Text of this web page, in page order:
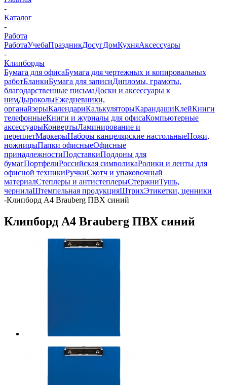
-
Каталог
-
Работа
РаботаУчебаПраздникДосугДомКухняАксессуары
-
Клипборды
Бумага для офисаБумага для чертежных и копировальных
работБланкиБумага для записиДипломы, грамоты,
благодарственные письмаДоски и аксессуары к
нимДыроколыЕжедневники,
органайзерыКалендариКалькуляторыКарандашиКлейКниги
телефонныеКниги и журналы для офисаКомпьютерные
аксессуарыКонвертыЛаминирование и
переплетМаркерыНаборы канцелярские настольныеНожи,
ножницыПапки офисныеОфисные
принадлежностиПодставкиПоддоны для
бумагПортфелиРоссийская символикаРолики и ленты для
офисной техникиРучкиСкотч и упаковочный
материалСтеплеры и антистеплерыСтержниТушь,
чернилаШтемпельная продукцияШтрихЭтикетки, ценники
-Клипборд А4 Brauberg ПВХ синий
Клипборд А4 Brauberg ПВХ синий